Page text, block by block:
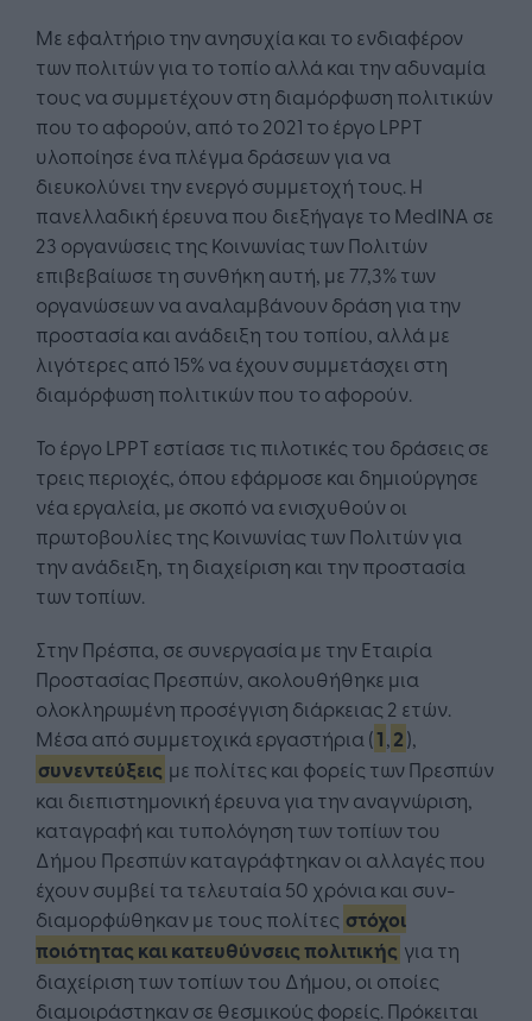
Με εφαλτήριο την ανησυχία και το ενδιαφέρον
των πολιτών για το τοπίο αλλά και την αδυναμία
τους να συμμετέχουν στη διαμόρφωση πολιτικών
που το αφορούν, από το 2021 το έργο LPPT
υλοποίησε ένα πλέγμα δράσεων για να
διευκολύνει την ενεργό συμμετοχή τους. Η
πανελλαδική έρευνα που διεξήγαγε το ΜedINA σε
23 οργανώσεις της Κοινωνίας των Πολιτών
επιβεβαίωσε τη συνθήκη αυτή, με 77,3% των
οργανώσεων να αναλαμβάνουν δράση για την
προστασία και ανάδειξη του τοπίου, αλλά με
λιγότερες από 15% να έχουν συμμετάσχει στη
διαμόρφωση πολιτικών που το αφορούν.
Το έργο LPPT εστίασε τις πιλοτικές του δράσεις σε
τρεις περιοχές, όπου εφάρμοσε και δημιούργησε
νέα εργαλεία, με σκοπό να ενισχυθούν οι
πρωτοβουλίες της Κοινωνίας των Πολιτών για
την ανάδειξη, τη διαχείριση και την προστασία
των τοπίων.
Στην Πρέσπα, σε συνεργασία με την Εταιρία
Προστασίας Πρεσπών, ακολουθήθηκε μια
ολοκληρωμένη προσέγγιση διάρκειας 2 ετών.
Μέσα από συμμετοχικά εργαστήρια (1, 2),
συνεντεύξεις με πολίτες και φορείς των Πρεσπών
και διεπιστημονική έρευνα για την αναγνώριση,
καταγραφή και τυπολόγηση των τοπίων του
Δήμου Πρεσπών καταγράφτηκαν οι αλλαγές που
έχουν συμβεί τα τελευταία 50 χρόνια και συν-
διαμορφώθηκαν με τους πολίτες στόχοι
ποιότητας και κατευθύνσεις πολιτικής για τη
διαχείριση των τοπίων του Δήμου, οι οποίες
διαμοιράστηκαν σε θεσμικούς φορείς. Πρόκειται